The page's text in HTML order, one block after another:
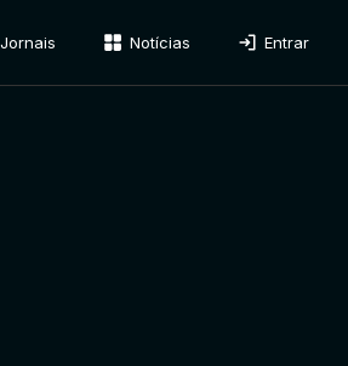
Jornais Notícias Entrar